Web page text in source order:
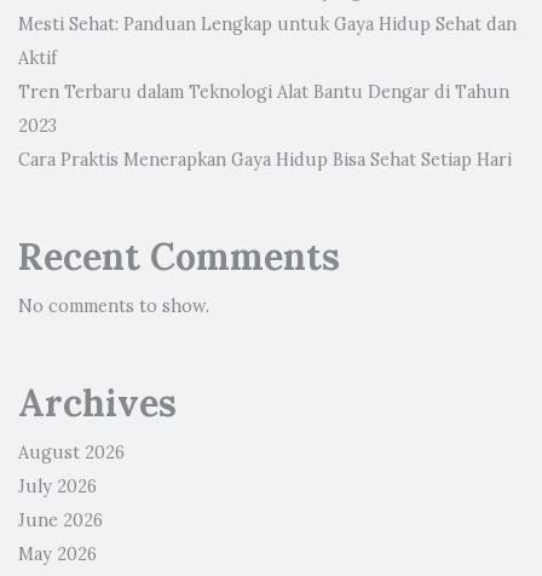
Mesti Sehat: Panduan Lengkap untuk Gaya Hidup Sehat dan
Aktif
Tren Terbaru dalam Teknologi Alat Bantu Dengar di Tahun
2023
Cara Praktis Menerapkan Gaya Hidup Bisa Sehat Setiap Hari
Recent Comments
No comments to show.
Archives
August 2026
July 2026
June 2026
May 2026